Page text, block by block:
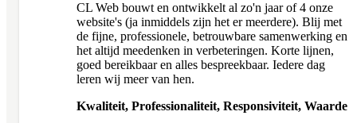
CL Web bouwt en ontwikkelt al zo'n jaar of 4 onze
website's (ja inmiddels zijn het er meerdere). Blij met
de fijne, professionele, betrouwbare samenwerking en
het altijd meedenken in verbeteringen. Korte lijnen,
goed bereikbaar en alles bespreekbaar. Iedere dag
leren wij meer van hen.
Kwaliteit, Professionaliteit, Responsiviteit, Waarde